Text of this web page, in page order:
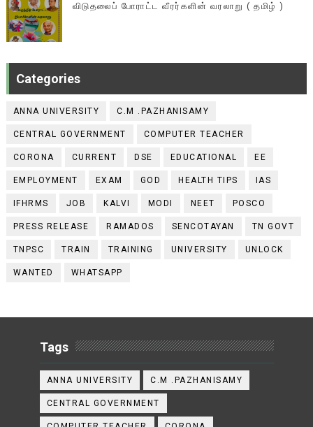
விடுதலைப் போராட்ட வீரர்களின் வரலாறு ( தமிழ் )
Categories
ANNA UNIVERSITY C.M .PAZHANISAMY
CENTRAL GOVERNMENT COMPUTER TEACHER
CORONA CURRENT DSE EDUCATIONAL EE
EMPLOYMENT EXAM GOD HEALTH TIPS IAS
IFHRMS JOB KALVI MODI NEET POSCO
PRESS RELEASE RAMADOS SENCOTAYAN TN GOVT
TNPSC TRAIN TRAINING UNIVERSITY UNLOCK
WANTED WHATSAPP
Tags
ANNA UNIVERSITY C.M .PAZHANISAMY
CENTRAL GOVERNMENT